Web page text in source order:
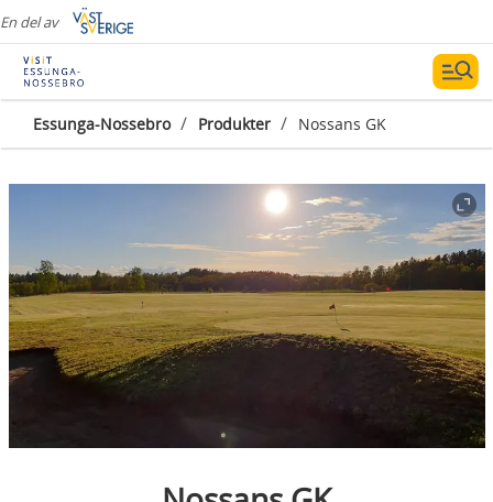
En del av
Essunga-Nossebro / Produkter / Nossans GK